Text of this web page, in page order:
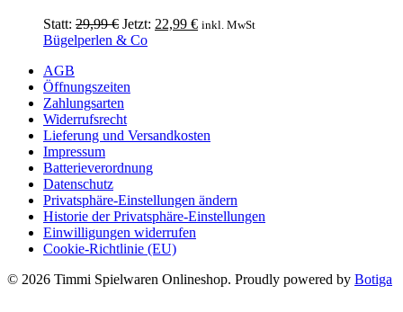
Statt: 29,99€ Ursprünglicher
Preis
Jetzt: 22,99 €Aktueller
inkl. MwSt
Bügelperlen & Co
AGB
Öffnungszeiten
Zahlungsarten
Widerrufsrecht
Lieferung und Versandkosten
Impressum
Batterieverordnung
Datenschutz
Privatsphäre-Einstellungen ändern
Historie der Privatsphäre-Einstellungen
Einwilligungen widerrufen
Cookie-Richtlinie (EU)
© 2026 Timmi Spielwaren Onlineshop. Proudly powered by Botiga